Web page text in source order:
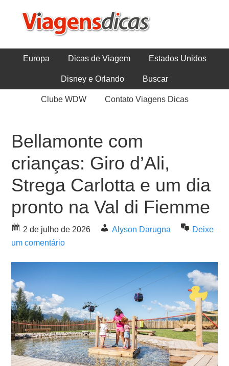
Europa Dicas de Viagem Estados Unidos
Disney e Orlando Buscar
Clube WDW Contato Viagens Dicas
Bellamonte com
crianças: Giro d’Ali,
Strega Carlotta e um dia
pronto na Val di Fiemme
2 de julho de 2026 Alyson Darugna
Deixe
um comentário